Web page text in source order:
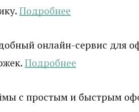
Подробнее
онлайн-сервис для
Подробнее
с простым и быстрым